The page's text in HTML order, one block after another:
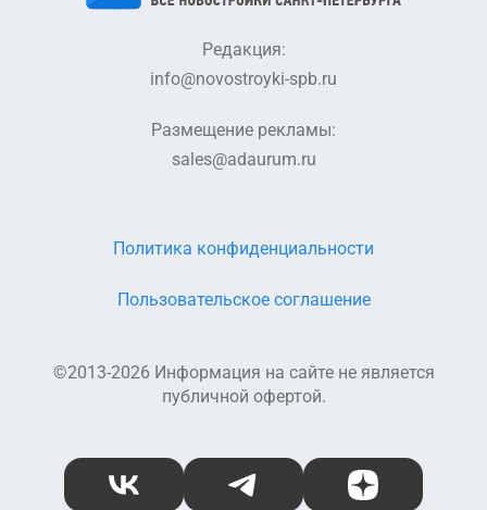
Редакция:
info@novostroyki-spb.ru
Размещение рекламы:
sales@adaurum.ru
©2013-2026 Информация на сайте не является
публичной офертой.
Пользовательское соглашение
Политика конфиденциальности
ВКонтакте Telegram Дзен